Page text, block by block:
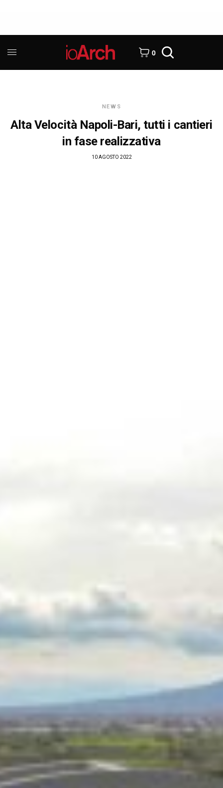
0
NEWS
Alta Velocità Napoli-Bari, tutti i cantieri
in fase realizzativa
10 AGOSTO 2022